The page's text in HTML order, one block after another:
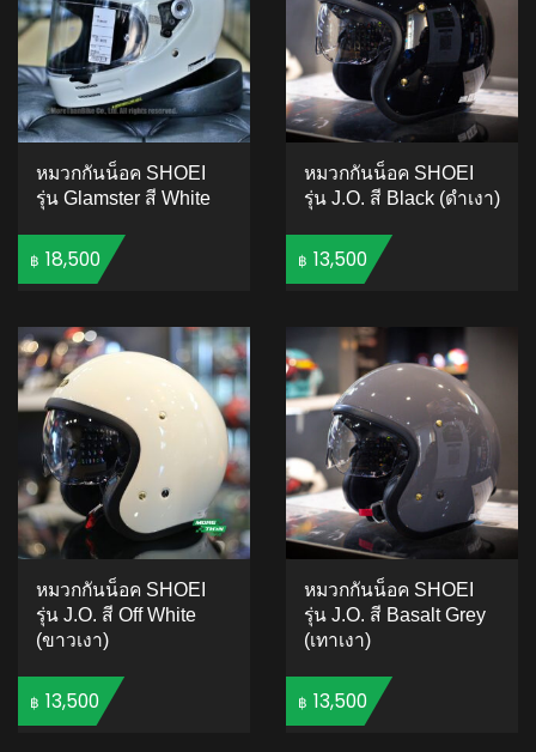
หมวกกันน็อค SHOEI
รุ่น Glamster สี White
฿ 18,500
หมวกกันน็อค SHOEI
รุ่น J.O. สี Black (ดำเงา)
฿ 13,500
หมวกกันน็อค SHOEI
รุ่น J.O. สี Off White
(ขาวเงา)
฿ 13,500
หมวกกันน็อค SHOEI
รุ่น J.O. สี Basalt Grey
(เทาเงา)
฿ 13,500